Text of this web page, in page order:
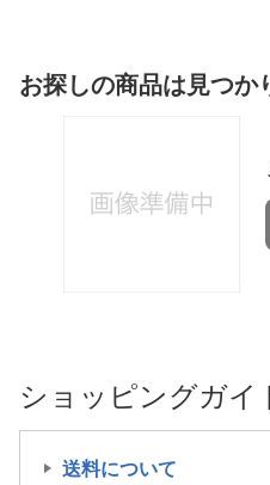
お探しの商品は見つか
ショッピングガイ
送料について